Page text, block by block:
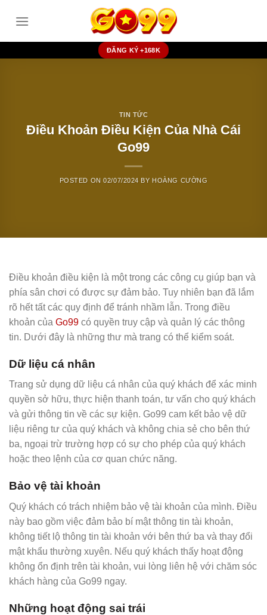
ĐĂNG KÝ +168K
TIN TỨC
Điều Khoản Điều Kiện Của Nhà Cái
Go99
POSTED ON02/07/2024 BY HOÀNG CƯỜNG
Điều khoản điều kiện là một trong các công cụ giúp bạn và
phía sân chơi có được sự đảm bảo. Tuy nhiên bạn đã lắm
rõ hết tất các quy định để tránh nhầm lẫn. Trong điều
khoản của Go99 có quyền truy cập và quản lý các thông
tin. Dưới đây là những thư mà trang có thể kiểm soát.
Dữ liệu cá nhân
Trang sử dụng dữ liệu cá nhân của quý khách để xác minh
quyền sở hữu, thực hiện thanh toán, tư vấn cho quý khách
và gửi thông tin về các sự kiện. Go99 cam kết bảo vệ dữ
liệu riêng tư của quý khách và không chia sẻ cho bên thứ
ba, ngoại trừ trường hợp có sự cho phép của quý khách
hoặc theo lệnh của cơ quan chức năng.
Bảo vệ tài khoản
Quý khách có trách nhiệm bảo vệ tài khoản của mình. Điều
này bao gồm việc đảm bảo bí mật thông tin tài khoản,
không tiết lộ thông tin tài khoản với bên thứ ba và thay đổi
mật khẩu thường xuyên. Nếu quý khách thấy hoạt động
không ổn định trên tài khoản, vui lòng liên hệ với chăm sóc
khách hàng của Go99 ngay.
Những hoạt động sai trái